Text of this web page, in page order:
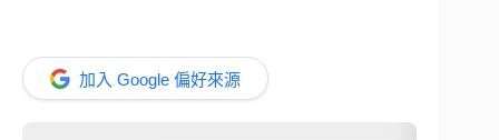
加入 Google 偏好來源